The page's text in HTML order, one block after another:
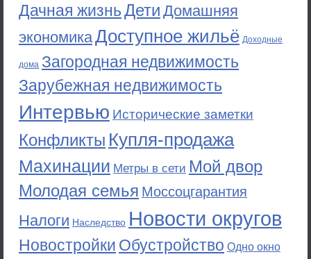
Дачная жизньДети Домашняя
экономикаДоступное жильё Доходные
дома Загородная недвижимость
Зарубежная недвижимость
Интервью Исторические заметки
Конфликты Купля-продажа
Махинации Метры в сети Мой двор
Молодая семья Моссоцгарантия
Налоги Наследство Новости округов
Новостройки Обустройство Одно окно